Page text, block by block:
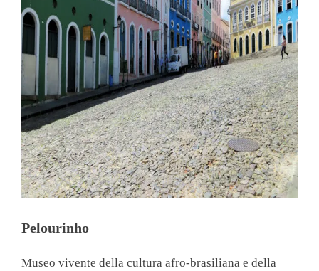
Pelourinho
Museo vivente della cultura afro-brasiliana e della